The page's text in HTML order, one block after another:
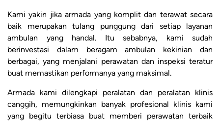
Kami yakin jika armada yang komplit dan terawat secara
baik merupakan tulang punggung dari setiap layanan
ambulan yang handal. Itu sebabnya, kami sudah
berinvestasi dalam beragam ambulan kekinian dan
berbagai, yang menjalani perawatan dan inspeksi teratur
buat memastikan performanya yang maksimal.
Armada kami dilengkapi peralatan dan peralatan klinis
canggih, memungkinkan banyak profesional klinis kami
yang begitu terbiasa buat memberi perawatan terbaik